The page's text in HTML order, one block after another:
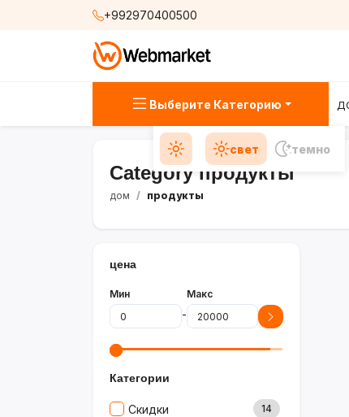
+992970400500
Выберите Категорию
свет темно
Category продукты
дом продукты
цена
Мин
-
Макс
Категории
Скидки 14